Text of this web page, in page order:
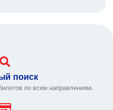
поиск
по всем направлениям.